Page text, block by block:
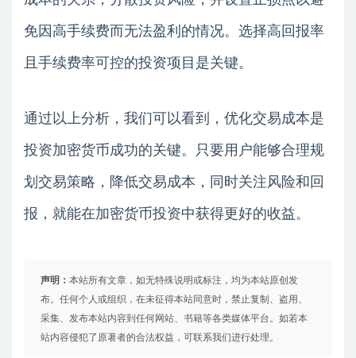
免因高手续费而无法盈利的情况。选择高回报率
且手续费率可控的投资项目是关键。
通过以上分析，我们可以看到，优化交易成本是
投资加密货币成功的关键。只要用户能够合理规
划交易策略，降低交易成本，同时关注风险和回
报，就能在加密货币投资中获得更好的收益。
声明： 本站所有文章，如无特殊说明或标注，均为本站原创发
布。任何个人或组织，在未征得本站同意时，禁止复制、盗用、
采集、发布本站内容到任何网站、书籍等各类媒体平台。如若本
站内容侵犯了原著者的合法权益，可联系我们进行处理。